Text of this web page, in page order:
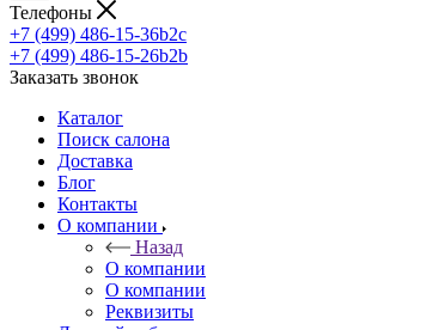
Телефоны
+7 (499) 486-15-36b2c
+7 (499) 486-15-26b2b
Заказать звонок
Каталог
Поиск салона
Доставка
Блог
Контакты
О компании
Назад
О компании
О компании
Реквизиты